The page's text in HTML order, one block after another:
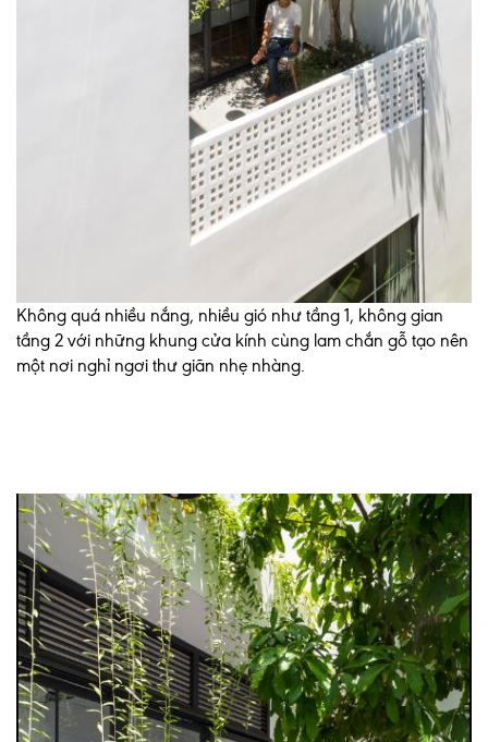
Không quá nhiều nắng, nhiều gió như tầng 1, không gian
tầng 2 với những khung cửa kính cùng lam chắn gỗ tạo nên
một nơi nghỉ ngơi thư giãn nhẹ nhàng.